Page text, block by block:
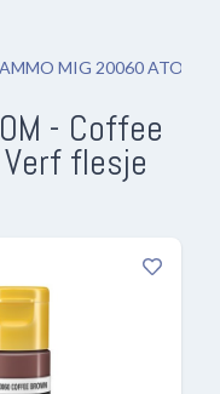
AMMO MIG 20060 ATOM -
- Coffee
flesje